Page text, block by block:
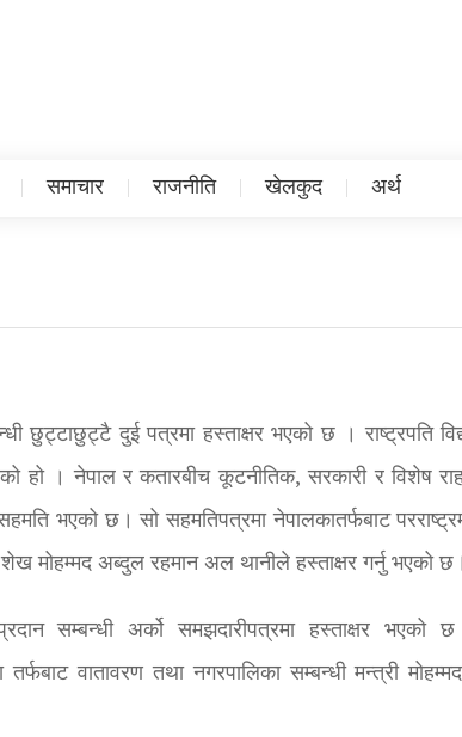
समाचार राजनीति खेलकुद अर्थ
दुई पत्रमा हस्ताक्षर भएको छ । राष्ट्रपति
हो । नेपाल र कतारबीच कूटनीतिक, सरकारी र विशेष
भएको छ। सो सहमतिपत्रमा नेपालकातर्फबाट
मोहम्मद अब्दुल रहमान अल थानीले हस्ताक्षर गर्नु भएको छ।
सम्बन्धी अर्को समझदारीपत्रमा हस्ताक्षर भएको
वातावरण तथा नगरपालिका सम्बन्धी मन्त्री